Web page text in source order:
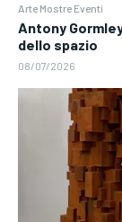
Arte Mostre Eventi
Antony
dello spazio
08/07/2026